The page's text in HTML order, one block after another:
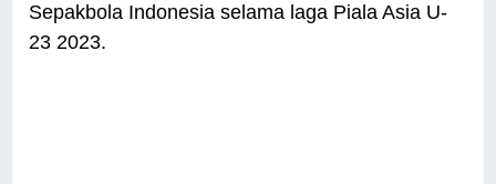
Sepakbola Indonesia selama laga Piala Asia U-
23 2023.